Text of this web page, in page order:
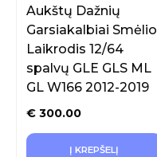
Aukštų Dažnių
Garsiakalbiai Smėlio
Laikrodis 12/64
spalvų GLE GLS ML
GL W166 2012-2019
€ 300.00
Į KREPŠELĮ